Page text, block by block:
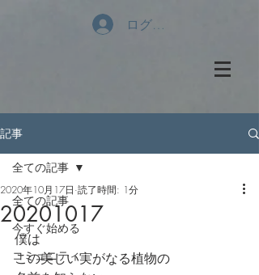
ログイン
記事
全ての記事
今すぐ始める
コミュニティ
全ての記事
20201017
2020年10月17日 読了時間: 1分
僕は
この美しい実がなる植物の